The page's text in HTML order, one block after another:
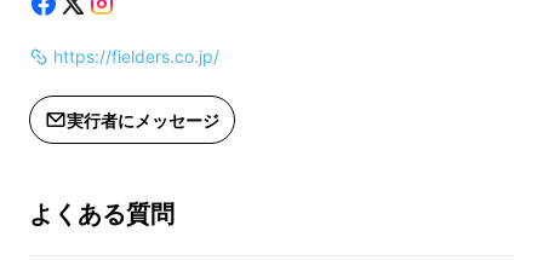
ジェクトを実施し、たくさんの応援を頂きまし
た。大変ありがとうございました。
https://fielders.co.jp/
実行者にメッセージ
よくある質問